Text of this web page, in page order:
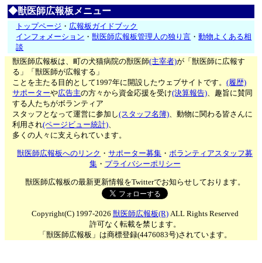
◆獣医師広報板メニュー
トップページ ・ 広報板ガイドブック
インフォメーション ・獣医師広報板管理人の独り言 ・動物よくある相
談
獣医師広報板は、町の犬猫病院の獣医師(主宰者)が「獣医師に広報す
る」「獣医師が広報する」
ことを主たる目的として1997年に開設したウェブサイトです。(履歴)
サポーターや広告主の方々から資金応援を受け(決算報告)、趣旨に賛同
する人たちがボランティア
スタッフとなって運営に参加し(スタッフ名簿)、動物に関わる皆さんに
利用され(ページビュー統計)、
多くの人々に支えられています。
獣医師広報板へのリンク ・サポーター募集 ・ボランティアスタッフ募
集・ プライバシーポリシー
獣医師広報板の最新更新情報をTwitterでお知らせしております。
Copyright(C) 1997-2026 獣医師広報板(R)ALL Rights Reserved
許可なく転載を禁じます。
「獣医師広報板」は商標登録(4476083号)されています。